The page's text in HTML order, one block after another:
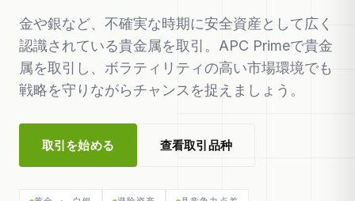
金や銀など、不確実な時期に安全資産として広く
認識されている貴金属を取引。APC Primeで貴金
属を取引し、ボラティリティの高い市場環境でも
戦略を守りながらチャンスを捉えましょう。
取引を始める 查看取引品种